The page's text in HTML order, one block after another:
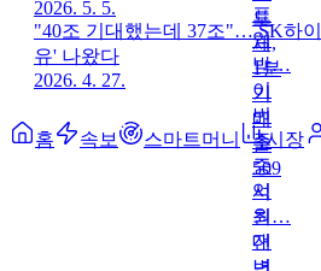
2026. 5. 5.
"40조 기대했는데 37조"… SK하
유' 나왔다
2026. 4. 27.
홈 속보 스마트머니 시장